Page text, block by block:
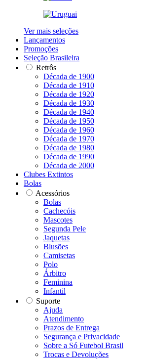
Ver mais seleções
Lançamentos
Promoções
Seleção Brasileira
Retrôs
Década de 1900
Década de 1910
Década de 1920
Década de 1930
Década de 1940
Década de 1950
Década de 1960
Década de 1970
Década de 1980
Década de 1990
Década de 2000
Clubes Extintos
Bolas
Acessórios
Bolas
Cachecóis
Mascotes
Segunda Pele
Jaquetas
Blusões
Camisetas
Polo
Árbitro
Feminina
Infantil
Suporte
Ajuda
Atendimento
Prazos de Entrega
Segurança e Privacidade
Sobre a Só Futebol Brasil
Trocas e Devoluções